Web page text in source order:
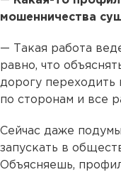
мошенничества
— Такая работа
равно, что
дорогу переходить
по сторонам и все
Сейчас даже
запускать в
Объясняешь,